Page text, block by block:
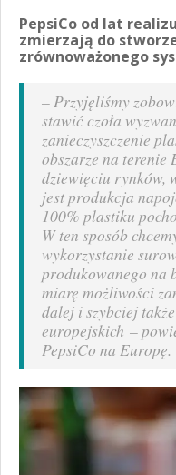
PepsiCo od lat
zmierzają do
zrównoważonego
– Przyjęliśmy
stawić czoła
zanieczyszczenie
obszarze na terenie
dziewięciu rynków,
jest produkcja
100% plastiku
W ten sposób
wykorzystanie
produkowanego na
miarę możliwości
dalej i szybciej
europejskich –
PepsiCo na Europę.